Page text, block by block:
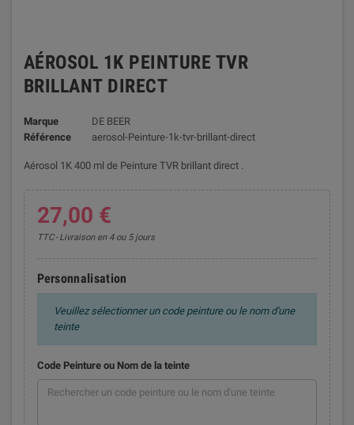
AÉROSOL 1K PEINTURE TVR
BRILLANT DIRECT
Marque
DE BEER
Référence
aerosol-Peinture-1k-tvr-brillant-direct
Aérosol 1K 400 ml de Peinture TVR brillant direct .
27,00 €
TTC Livraison en 4 ou 5 jours
Personnalisation
Veuillez sélectionner un code peinture ou le nom d'une
teinte
Code Peinture ou Nom de la teinte